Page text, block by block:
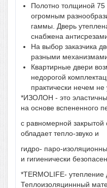
Полотно толщиной
огромным
гаммы. Дверь
снабжена
На выбор заказчика
разными
Квартирные двери
недорогой
практически нечем
*ИЗОЛОН - это
на основе вспененного
с равномерной закрытой
обладает тепло-звуко и
гидро- паро-
и гигиенически безопасен.
*TERMOLIFE- утепление
Теплоизоляциннный